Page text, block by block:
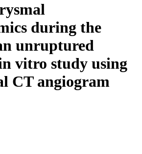
during the
unruptured
vitro study using
CT angiogram